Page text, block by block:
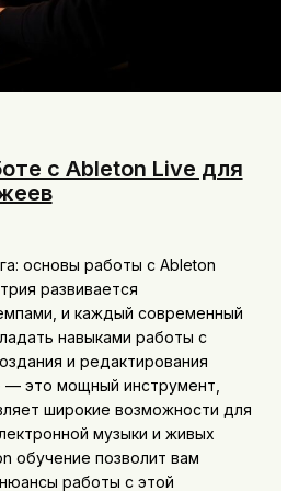
с Ableton Live для
основы работы с Ableton
развивается
и каждый современный
навыками работы с
и редактирования
— это мощный инструмент,
широкие возможности для
музыки и живых
обучение позволит вам
работы с этой